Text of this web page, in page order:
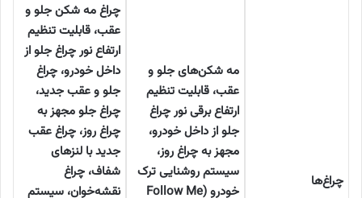
چراغ‌ها
مه شکن‌های جلو و
عقب، قابلیت تنظیم
ارتفاع برقی نور چراغ
جلو از داخل خودرو،
مجهز به چراغ روز،
سیستم روشنایی ترک
خودرو (Follow Me
چراغ مه شکن جلو و
عقب، قابلیت تنظیم
ارتفاع نور چراغ‌ جلو از
داخل خودرو، چراغ
جلو و عقب جدید،
چراغ جلو مجهز به
چراغ روز، چراغ عقب
جدید با لنزهای
شفاف، چراغ
نقشه‌خوان، سیستم